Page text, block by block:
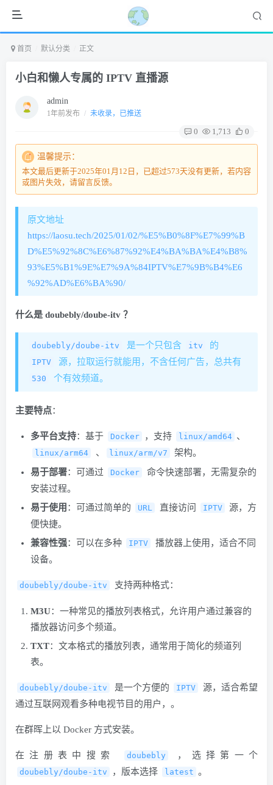
首页 默认分类 正文
小白和懒人专属的 IPTV 直播源
admin
1年前发布 / 未收录，已推送
0 1,713 0
温馨提示：
本文最后更新于2025年01月12日，已超过573天没有更新，若内容
或图片失效，请留言反馈。
原文地址
https://laosu.tech/2025/01/02/%E5%B0%8F%E7%99%B
D%E5%92%8C%E6%87%92%E4%BA%BA%E4%B8%
93%E5%B1%9E%E7%9A%84IPTV%E7%9B%B4%E6
%92%AD%E6%BA%90/
什么是 doubebly/doube-itv ？
doubebly/doube-itv ​ 是一个只包含 itv ​ 的
IPTV ​ 源，拉取运行就能用，不含任何广告，总共有
530 ​ 个有效频道。
主要特点：
多平台支持：基于 Docker ​，支持 linux/amd64 ​、
linux/arm64 ​ 、 linux/arm/v7
​ 架构。
易于部署：可通过 Docker
​ 命令快速部署，无需复杂的
安装过程。
易于使用 ：可通过简单的 URL ​ 直接访问 IPTV
​ 源，方
便快捷。
兼容性强：可以在多种 IPTV
​ 播放器上使用，适合不同
设备。
doubebly/doube-itv ​ 支持两种格式：
M3U：一种常见的播放列表格式，允许用户通过兼容的
播放器访问多个频道。
TXT：文本格式的播放列表，通常用于简化的频道列
表。
doubebly/doube-itv ​ 是一个方便的 IPTV
​ 源，适合希望
通过互联网观看多种电视节目的用户，。
在群晖上以 Docker 方式安装。
在注册表中搜索 doubebly ​ ，选择第一个
doubebly/doube-itv ​，版本选择 latest ​。